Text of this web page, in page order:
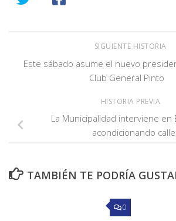
SIGUIENTE HISTORIA
Este sábado asume el nuevo
Club General Pinto
HISTORIA PREVIA
La Municipalidad interviene en
acondicionando
TAMBIÉN TE PODRÍA
0